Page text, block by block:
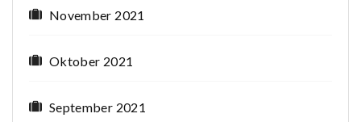
November 2021
Oktober 2021
September 2021